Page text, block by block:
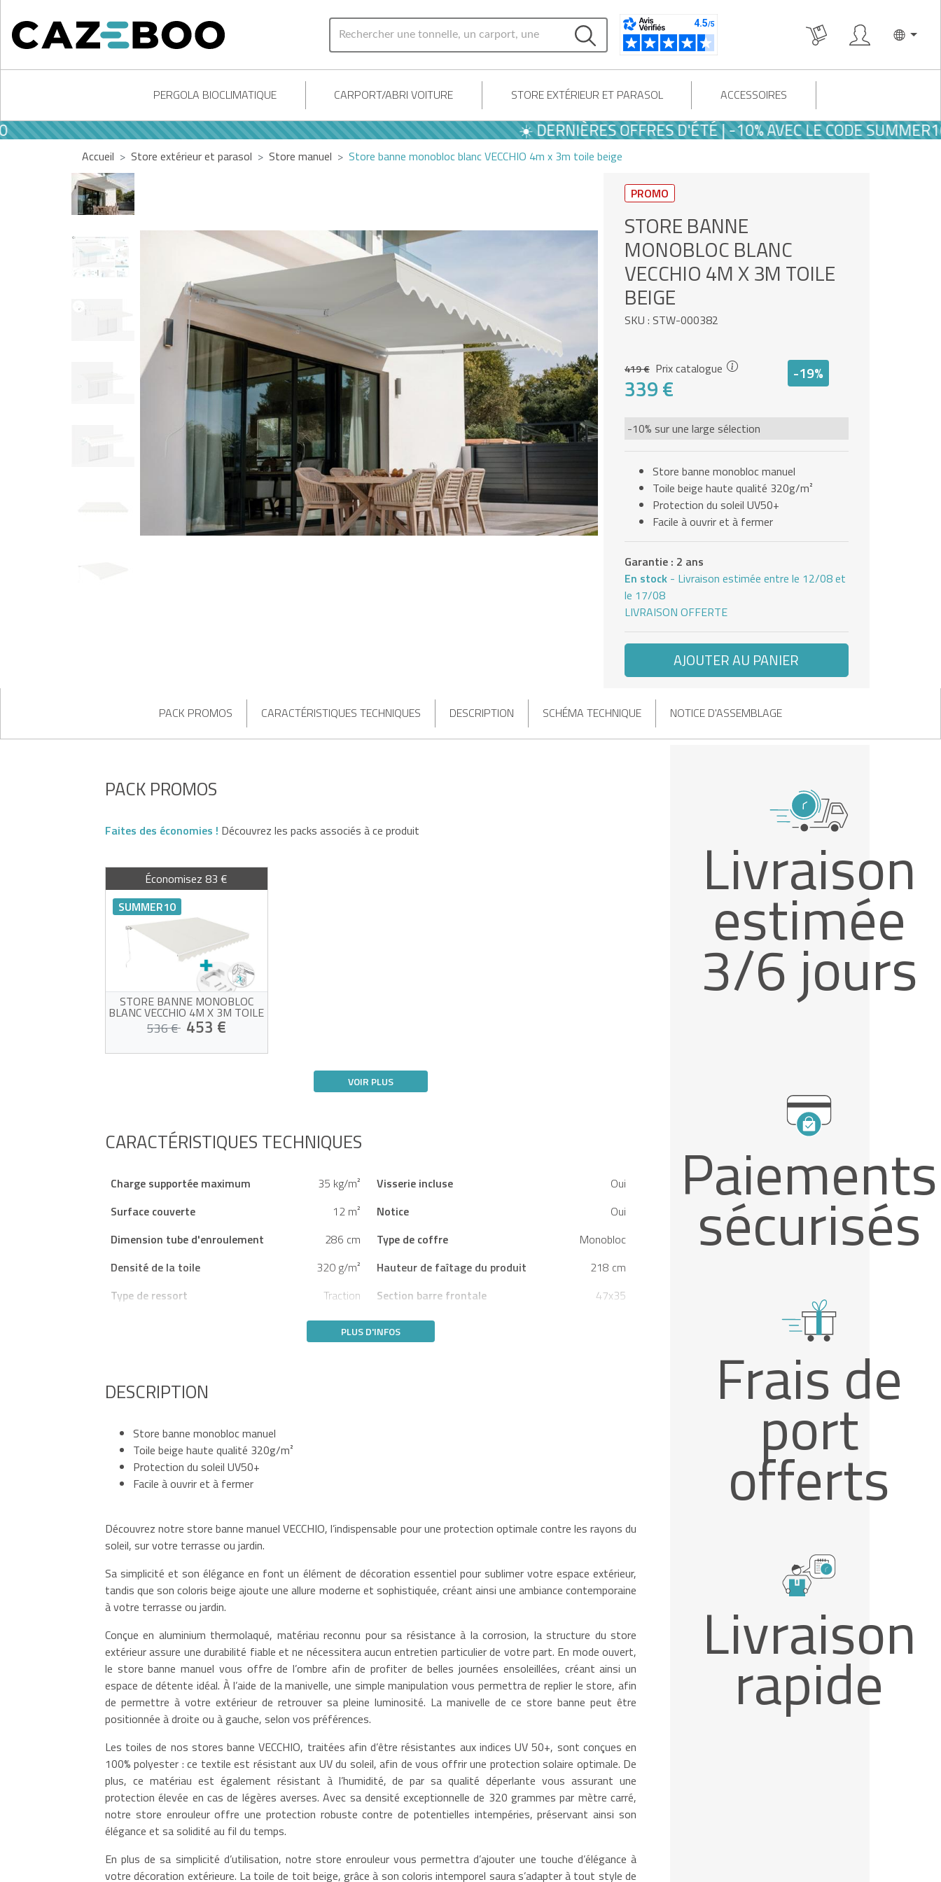
PERGOLA BIOCLIMATIQUE CARPORT/ABRI VOITURE STORE EXTÉRIEUR ET PARASOL ACCESSOIRES
☀️ DERNIÈRES OFFRES D'ÉTÉ | -10% AVEC LE CODE SUMMER10
Accueil Store extérieur et parasol Store manuel Store banne monobloc blanc VECCHIO 4m x 3m toile beige
PROMO
STORE BANNE
MONOBLOC BLANC
VECCHIO 4M X 3M TOILE
BEIGE
SKU : STW-000382
419 € Prix catalogue
339 €
-19%
-10% sur une large sélection
Store banne monobloc manuel
Toile beige haute qualité 320g/m²
Protection du soleil UV50+
Facile à ouvrir et à fermer
Garantie : 2 ans
En stock - Livraison estimée entre le 12/08 et
le 17/08
LIVRAISON OFFERTE
AJOUTER AU PANIER
PACK PROMOS CARACTÉRISTIQUES TECHNIQUES DESCRIPTION SCHÉMA TECHNIQUE NOTICE D'ASSEMBLAGE
PACK PROMOS
Faites des économies ! Découvrez les packs associés à ce produit
Économisez 83 €
SUMMER10
STORE BANNE MONOBLOC
BLANC VECCHIO 4M X 3M TOILE
BEIGE AVEC FIXATION PLAFOND
536 € 453 €
VOIR PLUS
CARACTÉRISTIQUES TECHNIQUES
Charge supportée maximum 35 kg/m² Visserie incluse
Oui
Surface couverte
12 m² Notice
Oui
Dimension tube d'enroulement
286 cm Type de coffre
Monobloc
Densité de la toile
320 g/m² Hauteur de faîtage du produit
218 cm
Type de ressort
Traction Section barre frontale 47x35
PLUS D'INFOS
DESCRIPTION
Store banne monobloc manuel
Toile beige haute qualité 320g/m²
Protection du soleil UV50+
Facile à ouvrir et à fermer
Découvrez notre store banne manuel VECCHIO, l’indispensable pour une protection optimale contre les rayons du
soleil, sur votre terrasse ou jardin.
Sa simplicité et son élégance en font un élément de décoration essentiel pour sublimer votre espace extérieur,
tandis que son coloris beige ajoute une allure moderne et sophistiquée, créant ainsi une ambiance contemporaine
à votre terrasse ou jardin.
Conçue en aluminium thermolaqué, matériau reconnu pour sa résistance à la corrosion, la structure du store
extérieur assure une durabilité fiable et ne nécessitera aucun entretien particulier de votre part. En mode ouvert,
le store banne manuel vous offre de l’ombre afin de profiter de belles journées ensoleillées, créant ainsi un
espace de détente idéal. À l’aide de la manivelle, une simple manipulation vous permettra de replier le store, afin
de permettre à votre extérieur de retrouver sa pleine luminosité. La manivelle de ce store banne peut être
positionnée à droite ou à gauche, selon vos préférences.
Les toiles de nos stores banne VECCHIO, traitées afin d’être résistantes aux indices UV 50+, sont conçues en
100% polyester : ce textile est résistant aux UV du soleil, afin de vous offrir une protection solaire optimale. De
plus, ce matériau est également résistant à l’humidité, de par sa qualité déperlante vous assurant une
protection élevée en cas de légères averses. Avec sa densité exceptionnelle de 320 grammes par mètre carré,
notre store enrouleur offre une protection robuste contre de potentielles intempéries, préservant ainsi son
élégance et sa solidité au fil du temps.
En plus de sa simplicité d’utilisation, notre store enrouleur vous permettra d’ajouter une touche d’élégance à
votre décoration extérieure. La toile de toit beige, grâce à son coloris intemporel saura s’adapter à tout style de
Livraison
estimée
3/6 jours
Paiements
sécurisés
Frais de
port
offerts
Livraison
rapide